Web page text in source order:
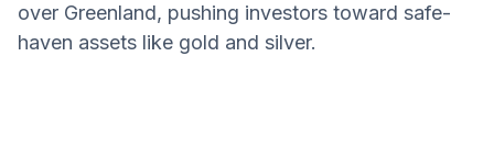
over Greenland, pushing investors toward safe-
haven assets like gold and silver.